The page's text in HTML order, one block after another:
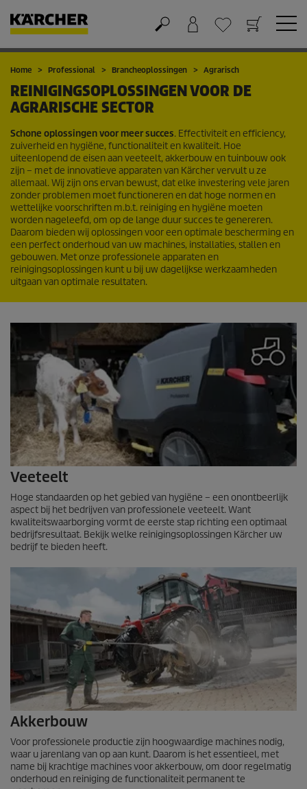
Winkelwagen
Wensenlijstje
Home Professional Brancheoplossingen Agrarisch
REINIGINGSOPLOSSINGEN VOOR DE
AGRARISCHE SECTOR
Schone oplossingen voor meer succes. Effectiviteit en efficiency,
zuiverheid en hygiëne, functionaliteit en kwaliteit. Hoe
uiteenlopend de eisen aan veeteelt, akkerbouw en tuinbouw ook
zijn – met de innovatieve apparaten van Kärcher vervult u ze
allemaal. Wij zijn ons ervan bewust, dat elke investering vele jaren
zonder problemen moet functioneren en dat hoge normen en
wettelijke voorschriften m.b.t. reiniging en hygiëne moeten
worden nageleefd, om op de lange duur succes te genereren.
Daarom bieden wij oplossingen voor een optimale bescherming en
een perfect onderhoud van uw machines, installaties, stallen en
gebouwen. Met onze professionele apparaten en
reinigingsoplossingen kunt u bij uw dagelijkse werkzaamheden
uitgaan van optimale resultaten.
Veeteelt
Hoge standaarden op het gebied van hygiëne – een onontbeerlijk
aspect bij het bedrijven van professionele veeteelt. Want
kwaliteitswaarborging vormt de eerste stap richting een optimaal
bedrijfsresultaat. Bekijk welke reinigingsoplossingen Kärcher uw
bedrijf te bieden heeft.
Akkerbouw
Voor professionele productie zijn hoogwaardige machines nodig,
waar u jarenlang van op aan kunt. Daarom is het essentieel, met
name bij krachtige machines voor akkerbouw, om door regelmatig
onderhoud en reiniging de functionaliteit permanent te